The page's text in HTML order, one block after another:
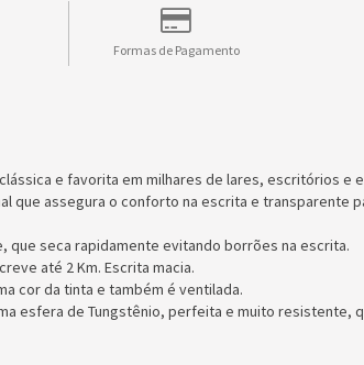
Formas de Pagamento
e favorita em milhares de lares, escritórios e
que assegura o conforto na escrita e transparente
que seca rapidamente evitando borrões na escrita.
até 2 Km. Escrita macia.
cor da tinta e também é ventilada.
esfera de Tungstênio, perfeita e muito resistente,